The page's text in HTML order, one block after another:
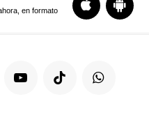
en formato